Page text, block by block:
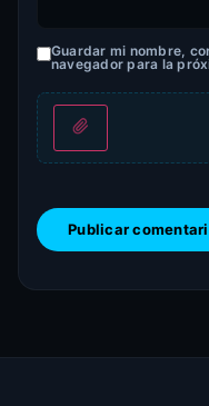
Guardar mi nombre,
navegador para la